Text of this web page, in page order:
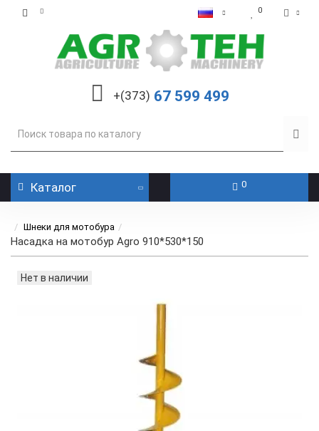
0
+(373) 67 599 499
Каталог 0
Шнеки для мотобура
Насадка на мотобур Agro 910*530*150
Нет в наличии